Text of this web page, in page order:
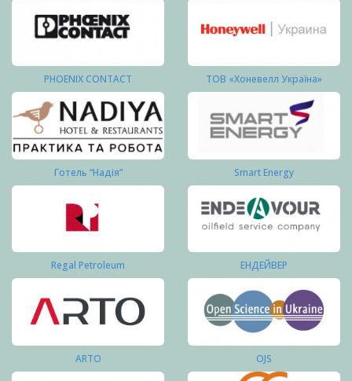
PHOENIX CONTACT ТОВ «Хоневелл Україна»
Готель “Надія” Smart Energy
Regal Petroleum ЕНДЕЙВЕР
ARTO OJS